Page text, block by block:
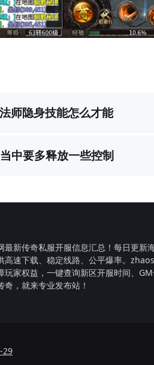
师隐身技能怎么才能
中要多释放一些控制
最新传奇私服开服信息汇总！每日更新
高速下载、稳定线路、公平爆率。
玩家权益，一键查询新区开服时间、
奇，就来专业发布站！
29